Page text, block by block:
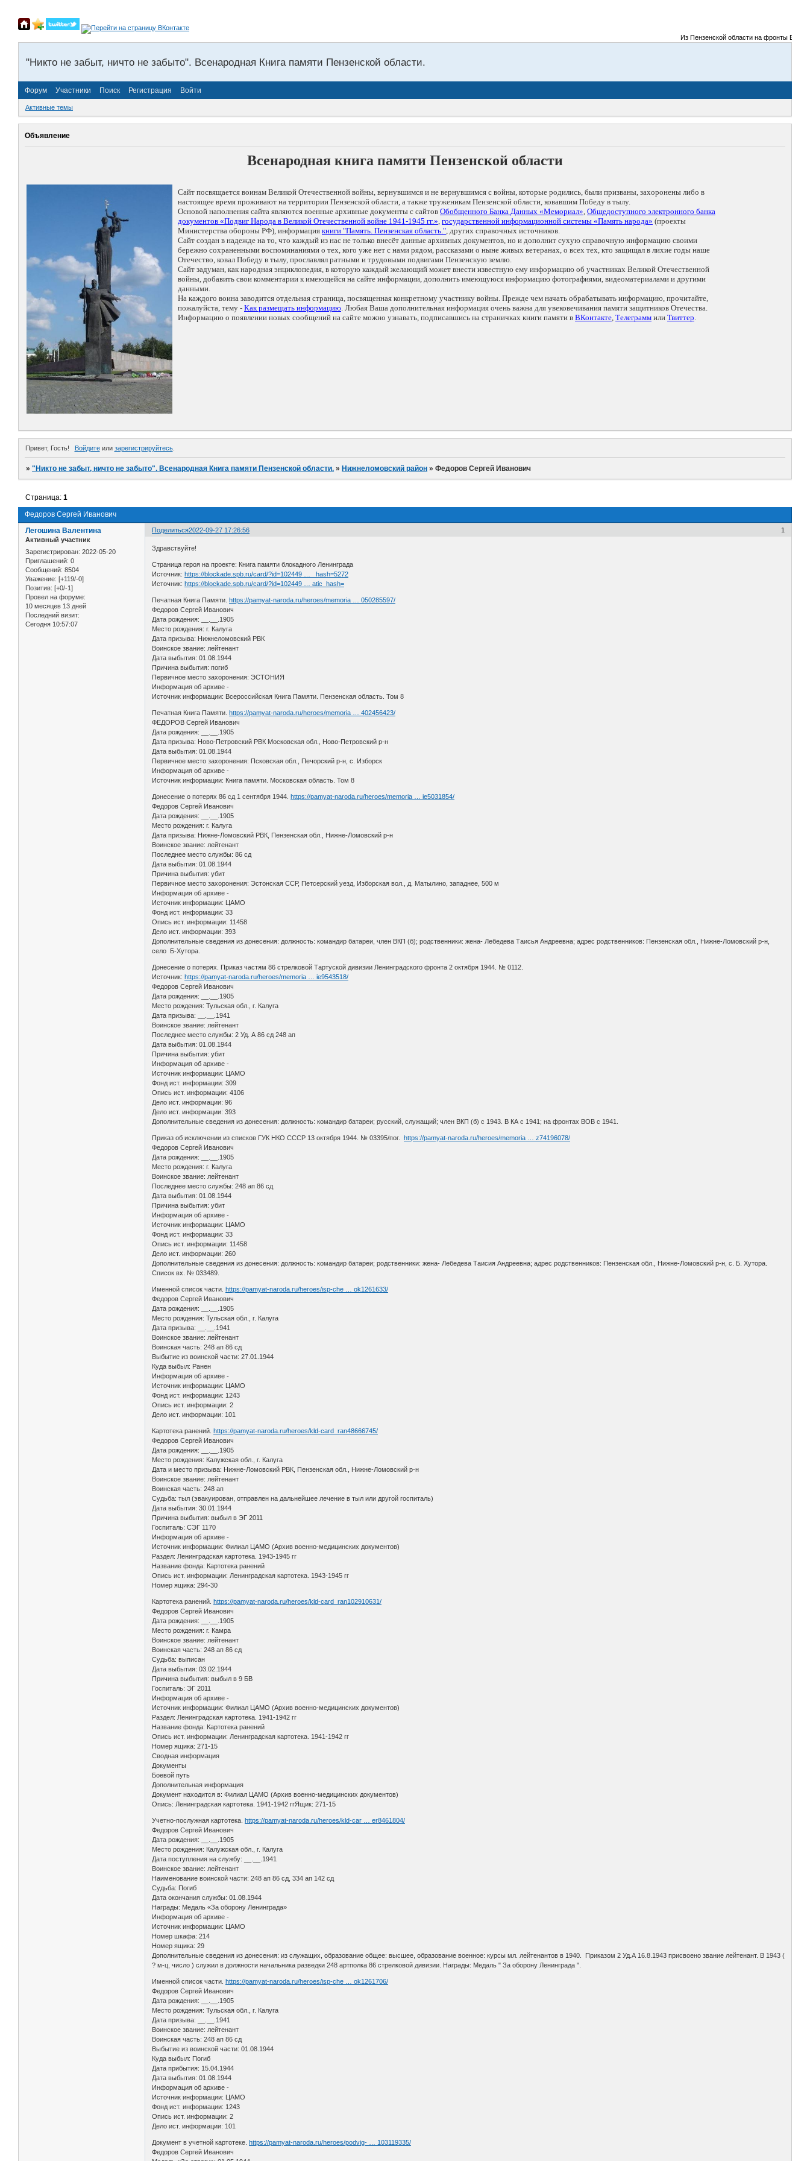
Из Пензенской области на фронты Великой
"Никто не забыт, ничто не забыто". Всенародная Книга памяти Пензенской области.
Форум Участники Поиск Регистрация Войти
Активные темы
Объявление
Всенародная книга памяти Пензенской области
Сайт посвящается воинам Великой Отечественной войны, вернувшимся и не вернувшимся с войны, которые родились, были призваны, захоронены либо в
настоящее время проживают на территории Пензенской области, а также труженикам Пензенской области, ковавшим Победу в тылу.
Основой наполнения сайта являются военные архивные документы с сайтов Обобщенного Банка Данных «Мемориал», Общедоступного электронного банка
документов «Подвиг Народа в Великой Отечественной войне 1941-1945 гг.», государственной информационной системы «Память народа» (проекты
Министерства обороны РФ), информация книги "Память. Пензенская область.", других справочных источников.
Сайт создан в надежде на то, что каждый из нас не только внесёт данные архивных документов, но и дополнит сухую справочную информацию своими
бережно сохраненными воспоминаниями о тех, кого уже нет с нами рядом, рассказами о ныне живых ветеранах, о всех тех, кто защищал в лихие годы наше
Отечество, ковал Победу в тылу, прославлял ратными и трудовыми подвигами Пензенскую землю.
Сайт задуман, как народная энциклопедия, в которую каждый желающий может внести известную ему информацию об участниках Великой Отечественной
войны, добавить свои комментарии к имеющейся на сайте информации, дополнить имеющуюся информацию фотографиями, видеоматериалами и другими
данными.
На каждого воина заводится отдельная страница, посвященная конкретному участнику войны. Прежде чем начать обрабатывать информацию, прочитайте,
пожалуйста, тему - Как размещать информацию. Любая Ваша дополнительная информация очень важна для увековечивания памяти защитников Отечества.
Информацию о появлении новых сообщений на сайте можно узнавать, подписавшись на страничках книги памяти в ВКонтакте, Телеграмм или Твиттер.
Привет, Гость! Войдитеили зарегистрируйтесь.
»"Никто не забыт, ничто не забыто". Всенародная Книга памяти Пензенской области. » Нижнеломовский район »Федоров Сергей Иванович
Федоров Сергей Иванович
Страница:1
Поделиться 1
2022-09-27 17:26:56
Легошина Валентина
Активный участник
Зарегистрирован: 2022-05-20
Приглашений: 0
Сообщений: 8504
Уважение: [+119/-0]
Позитив: [+0/-1]
Провел на форуме:
10 месяцев 13 дней
Последний визит:
Сегодня 10:57:07
Здравствуйте!
Страница героя на проекте: Книга памяти блокадного Ленинграда
Источник:https://blockade.spb.ru/card/?id=102449 … _hash=5272
Источник:https://blockade.spb.ru/card/?id=102449 … atic_hash=
Печатная Книга Памяти.https://pamyat-naroda.ru/heroes/memoria … 050285597/
Федоров Сергей Иванович
Дата рождения: __.__.1905
Место рождения: г. Калуга
Дата призыва: Нижнеломовский РВК
Воинское звание: лейтенант
Дата выбытия: 01.08.1944
Причина выбытия: погиб
Первичное место захоронения: ЭСТОНИЯ
Информация об архиве -
Источник информации: Всероссийская Книга Памяти. Пензенская область. Том 8
Печатная Книга Памяти.https://pamyat-naroda.ru/heroes/memoria … 402456423/
ФЕДОРОВ Сергей Иванович
Дата рождения: __.__.1905
Дата призыва: Ново-Петровский РВК Московская обл., Ново-Петровский р-н
Дата выбытия: 01.08.1944
Первичное место захоронения: Псковская обл., Печорский р-н, с. Изборск
Информация об архиве -
Источник информации: Книга памяти. Московская область. Том 8
Донесение о потерях 86 сд 1 сентября 1944.https://pamyat-naroda.ru/heroes/memoria … ie5031854/
Федоров Сергей Иванович
Дата рождения: __.__.1905
Место рождения: г. Калуга
Дата призыва: Нижне-Ломовский РВК, Пензенская обл., Нижне-Ломовский р-н
Воинское звание: лейтенант
Последнее место службы: 86 сд
Дата выбытия: 01.08.1944
Причина выбытия: убит
Первичное место захоронения: Эстонская ССР, Петсерский уезд, Изборская вол., д. Матылино, западнее, 500 м
Информация об архиве -
Источник информации: ЦАМО
Фонд ист. информации: 33
Опись ист. информации: 11458
Дело ист. информации: 393
Дополнительные сведения из донесения: должность: командир батареи, член ВКП (б); родственники: жена- Лебедева Таисья Андреевна; адрес родственников: Пензенская обл., Нижне-Ломовский р-н,
село Б-Хутора.
Донесение о потерях. Приказ частям 86 стрелковой Тартуской дивизии Ленинградского фронта 2 октября 1944. № 0112.
Источник:https://pamyat-naroda.ru/heroes/memoria … ie9543518/
Федоров Сергей Иванович
Дата рождения: __.__.1905
Место рождения: Тульская обл., г. Калуга
Дата призыва: __.__.1941
Воинское звание: лейтенант
Последнее место службы: 2 Уд. А 86 сд 248 ап
Дата выбытия: 01.08.1944
Причина выбытия: убит
Информация об архиве -
Источник информации: ЦАМО
Фонд ист. информации: 309
Опись ист. информации: 4106
Дело ист. информации: 96
Дело ист. информации: 393
Дополнительные сведения из донесения: должность: командир батареи; русский, служащий; член ВКП (б) с 1943. В КА с 1941; на фронтах ВОВ с 1941.
Приказ об исключении из списков ГУК НКО СССР 13 октября 1944. № 03395/пог.https://pamyat-naroda.ru/heroes/memoria … z74196078/
Федоров Сергей Иванович
Дата рождения: __.__.1905
Место рождения: г. Калуга
Воинское звание: лейтенант
Последнее место службы: 248 ап 86 сд
Дата выбытия: 01.08.1944
Причина выбытия: убит
Информация об архиве -
Источник информации: ЦАМО
Фонд ист. информации: 33
Опись ист. информации: 11458
Дело ист. информации: 260
Дополнительные сведения из донесения: должность: командир батареи; родственники: жена- Лебедева Таисия Андреевна; адрес родственников: Пензенская обл., Нижне-Ломовский р-н, с. Б. Хутора.
Список вх. № 033489.
Именной список части.https://pamyat-naroda.ru/heroes/isp-che … ok1261633/
Федоров Сергей Иванович
Дата рождения: __.__.1905
Место рождения: Тульская обл., г. Калуга
Дата призыва: __.__.1941
Воинское звание: лейтенант
Воинская часть: 248 ап 86 сд
Выбытие из воинской части: 27.01.1944
Куда выбыл: Ранен
Информация об архиве -
Источник информации: ЦАМО
Фонд ист. информации: 1243
Опись ист. информации: 2
Дело ист. информации: 101
Картотека ранений.https://pamyat-naroda.ru/heroes/kld-card_ran48666745/
Федоров Сергей Иванович
Дата рождения: __.__.1905
Место рождения: Калужская обл., г. Калуга
Дата и место призыва: Нижне-Ломовский РВК, Пензенская обл., Нижне-Ломовский р-н
Воинское звание: лейтенант
Воинская часть: 248 ап
Судьба: тыл (эвакуирован, отправлен на дальнейшее лечение в тыл или другой госпиталь)
Дата выбытия: 30.01.1944
Причина выбытия: выбыл в ЭГ 2011
Госпиталь: СЭГ 1170
Информация об архиве -
Источник информации: Филиал ЦАМО (Архив военно-медицинских документов)
Раздел: Ленинградская картотека. 1943-1945 гг
Название фонда: Картотека ранений
Опись ист. информации: Ленинградская картотека. 1943-1945 гг
Номер ящика: 294-30
Картотека ранений.https://pamyat-naroda.ru/heroes/kld-card_ran102910631/
Федоров Сергей Иванович
Дата рождения: __.__.1905
Место рождения: г. Камра
Воинское звание: лейтенант
Воинская часть: 248 ап 86 сд
Судьба: выписан
Дата выбытия: 03.02.1944
Причина выбытия: выбыл в 9 БВ
Госпиталь: ЭГ 2011
Информация об архиве -
Источник информации: Филиал ЦАМО (Архив военно-медицинских документов)
Раздел: Ленинградская картотека. 1941-1942 гг
Название фонда: Картотека ранений
Опись ист. информации: Ленинградская картотека. 1941-1942 гг
Номер ящика: 271-15
Сводная информация
Документы
Боевой путь
Дополнительная информация
Документ находится в: Филиал ЦАМО (Архив военно-медицинских документов)
Опись: Ленинградская картотека. 1941-1942 ггЯщик: 271-15
Учетно-послужная картотека.https://pamyat-naroda.ru/heroes/kld-car … er8461804/
Федоров Сергей Иванович
Дата рождения: __.__.1905
Место рождения: Калужская обл., г. Калуга
Дата поступления на службу: __.__.1941
Воинское звание: лейтенант
Наименование воинской части: 248 ап 86 сд, 334 ап 142 сд
Судьба: Погиб
Дата окончания службы: 01.08.1944
Награды: Медаль «За оборону Ленинграда»
Информация об архиве -
Источник информации: ЦАМО
Номер шкафа: 214
Номер ящика: 29
Дополнительные сведения из донесения: из служащих, образование общее: высшее, образование военное: курсы мл. лейтенантов в 1940. Приказом 2 Уд.А 16.8.1943 присвоено звание лейтенант. В 1943 (
? м-ц, число ) служил в должности начальника разведки 248 артполка 86 стрелковой дивизии. Награды: Медаль " За оборону Ленинграда ".
Именной список части.https://pamyat-naroda.ru/heroes/isp-che … ok1261706/
Федоров Сергей Иванович
Дата рождения: __.__.1905
Место рождения: Тульская обл., г. Калуга
Дата призыва: __.__.1941
Воинское звание: лейтенант
Воинская часть: 248 ап 86 сд
Выбытие из воинской части: 01.08.1944
Куда выбыл: Погиб
Дата прибытия: 15.04.1944
Дата выбытия: 01.08.1944
Информация об архиве -
Источник информации: ЦАМО
Фонд ист. информации: 1243
Опись ист. информации: 2
Дело ист. информации: 101
Документ в учетной картотеке.https://pamyat-naroda.ru/heroes/podvig- … 103119335/
Федоров Сергей Иванович